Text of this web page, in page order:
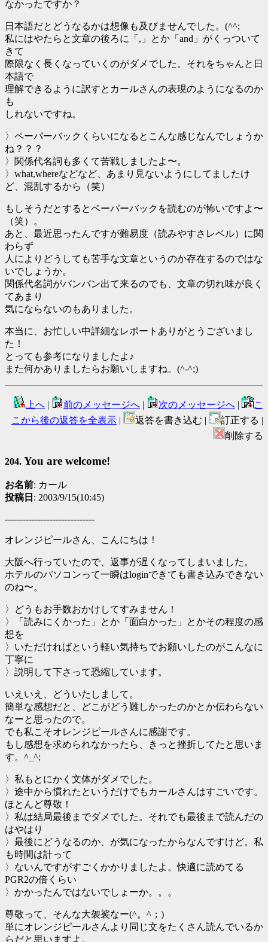
なかったですか？
日本語だとどうなるかは想像も及びませんでした。(^^;
私にはやたらと文章の後ろに「,」とか「and」がくっついて
きて
際限なく長くなっていくのがダメでした。それをちゃんと日
本語で
理解できるように訳すとカールさんの表現のようになるのか
も
しれないですね。
〉ペーパーバックくらいになるとこんな感じなんでしょうか
ね？？？
〉関係代名詞も多くて苦戦しましたよ〜。
〉what,whereなどなど、あまり見ないようにしてましたけ
ど、混乱するから（笑）
もしそうだとするとペーパーバックを読むのが怖いですよ〜
（笑）。
あと、最近思ったんですが難易度（読みやすさレベル）に関
わらず
人によりどうしても苦手な文章というのか存在するのではな
いでしょうか。
関係代名詞がバンバン出て来るのでも、文章の切れ味が良く
てあまり
気にならないのもありました。
本当に、お忙しい中詳細なレポートありがとうございまし
た！
とっても参考になりましたよ♪
また何かありましたらお願いしますね。(^-^;)
上へ | 前のメッセージへ | 次のメッセージへ |
こ
こから後の返答を全表示 | 返答を書き込む |
訂正する |
削除する
204. You are welcome!
お名前: カール
投稿日 : 2003/9/15(10:45)
------------------------------
オレンジピールさん、こんにちは！
大阪へ行っていたので、返事が遅くなってしまいました。
ホテルのパソコンって一瞬はloginできても書き込みできない
のね〜。
〉どうもお手数おかけしてすみません！
〉「読みにくかった」とか「面白かった」とかその程度の感
想を
〉いただければという軽い気持ちでお願いしたのがこんなに
丁寧に
〉説明して下さって恐縮しています。
いえいえ、どういたしまして。
簡単な感想だと、どこがどう難しかったのかとか伝わらない
なーと思ったので。
でも私こそオレンジピールさんに感謝です。
もし感想を求められなかったら、きっと挫折してたと思いま
す。^_^;
〉私もとにかく文体がダメでした。
〉途中から慣れたというだけでもカールさんはすごいです。
ほとんど尊敬！
〉私は結局最後までダメでした。それでも最後まで読んだの
はやはり
〉最後にどうなるのか、が気になったからなんですけど。私
も時間は計って
〉ないんですがすごくかかりましたよ。快適に読めてる
PGR2の倍くらい
〉かかったんではないでしょーか。。。
尊敬って、そんな大袈裟なー(^。^；)
単にオレンジピールさんより同じ文をたくさん読んでいるか
らだと思いますよ。